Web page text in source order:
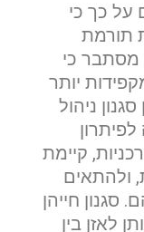
על כך כי
תורמת
מסתבר כי
יותר
ניהול
קיימת
ולהתאים
סגנון חייהן
לאזן בין